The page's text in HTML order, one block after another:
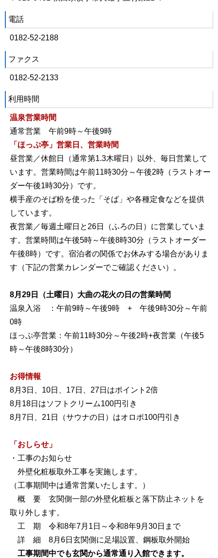
電話
0182-52-2188
ファクス
0182-52-2133
利用時間
温泉営業時間
通常営業 午前9時～午後9時
「ほっぷ亭」営業日、営業時間
昼営業／休館日（通常第1.3木曜日）以外、毎日営業して
います。営業時間は午前11時30分～午後2時（ラストオー
ダー午後1時30分）です。
横手産のそば粉を使った「そば」や各種定食などを提供
しています。
夜営業／毎週土曜日と26日（ふろの日）に営業していま
す。営業時間は午後5時～午後8時30分（ラストオーダー
午後8時）です。宿泊者の関係でお休みする場合がありま
す（下記の営業カレンダーでご確認ください）。
8月29日（土曜日）大曲の花火の日の営業時間
温泉入浴 ：午前9時～午後9時 + 午後9時30分～午前
0時
ほっぷ亭営業：午前11時30分～午後2時+夜営業（午後5
時～午後8時30分）
お得情報
8月3日、10日、17日、27日はポイント2倍
8月18日はソフトクリーム100円引き
8月7日、21日（サウナの日）はオロポ100円引き
「おしらせ」
・工事のお知らせ
外壁化粧板取外工事を実施します。
（工事期間中は通常営業いたします。）
概 要 玄関側一部の外壁化粧板と落下防止ネットを
取り外します。
工 期 令和8年7月1日～令和8年9月30日まで
詳 細 8月6日玄関側に足場設置、鋼板取外開始
工事期間中でも玄関から通常通り入館できます。